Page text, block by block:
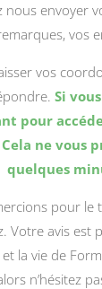
nous envoyer
vos
vos
Si
pour
ne vous
quelques
pour le
Votre avis est
la vie de
n’hésitez